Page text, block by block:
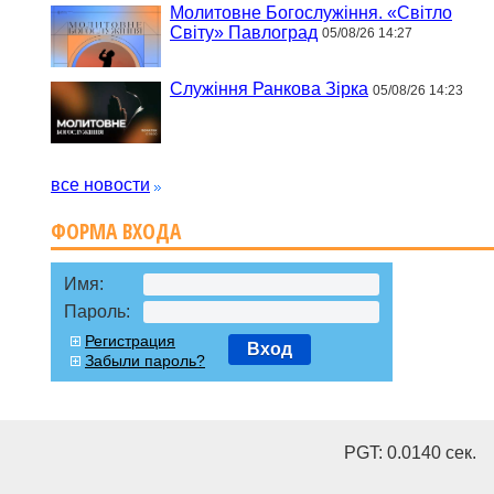
Молитовне Богослужіння. «Світло
Світу» Павлоград 05/08/26 14:27
Служіння Ранкова Зірка 05/08/26 14:23
все новости
ФОРМА ВХОДА
Имя:
Пароль:
Регистрация
Забыли пароль?
Вход
PGT: 0.0140 cек.